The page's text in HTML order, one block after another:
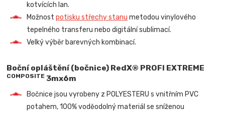
kotvících lan.
Možnostpotisku střechy stanu metodou vinylového
tepelného transferu nebo digitální sublimací.
Velký výběr barevných kombinací.
Boční opláštění (bočnice) RedX® PROFI EXTREME
COMPOSITE 3mx6m
Bočnice jsou vyrobeny z POLYESTERU s vnitřním PVC
potahem, 100% voděodolný materiál se sníženou